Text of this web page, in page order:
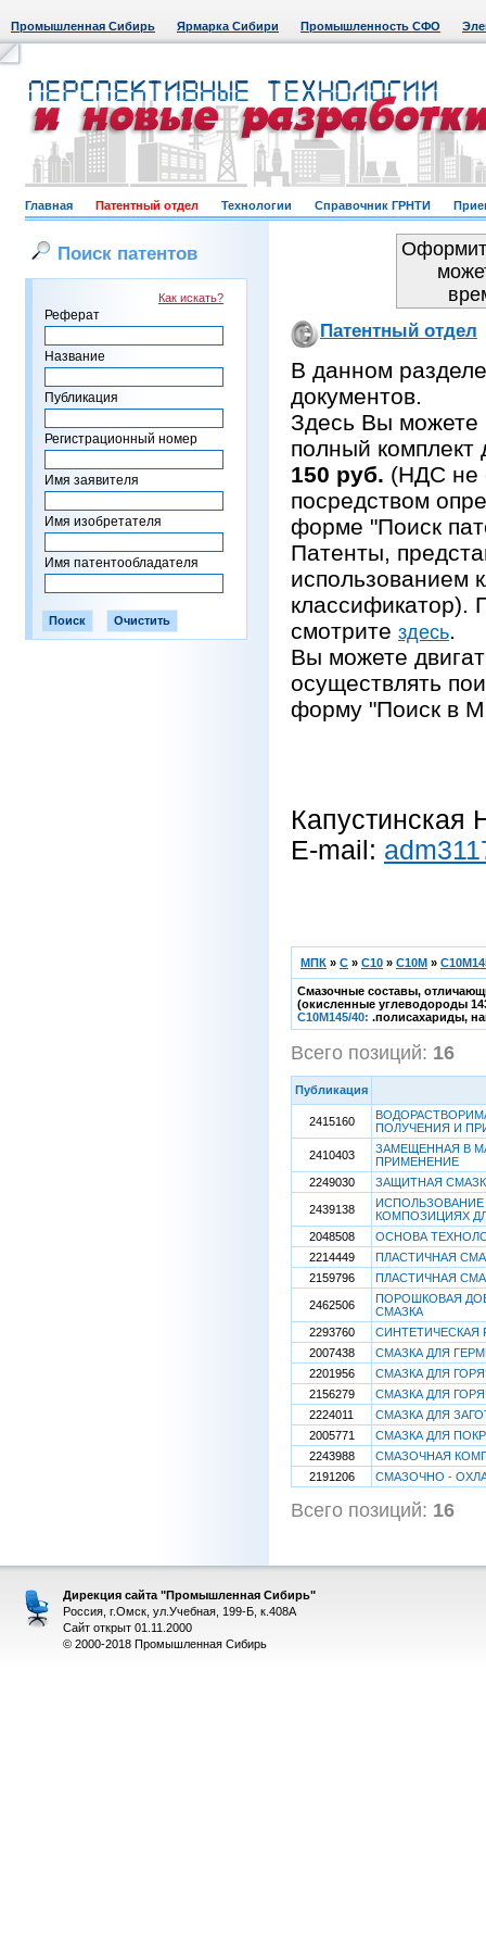
Промышленная Сибирь Ярмарка Сибири Промышленность СФО
Главная Патентный отдел Технологии Справочник ГРНТИ
Поиск патентов
Как искать?
Реферат
Название
Публикация
Регистрационный номер
Имя заявителя
Имя изобретателя
Имя патентообладателя
Патентный отдел
В данном
документов.
Здесь Вы можете
полный комплект
150 руб. (НДС не
посредством
форме "Поиск
Патенты,
использованием
классификатор).
смотрите здесь.
Вы можете
осуществлять
форму "Поиск в
Капустинская
E-mail:
МПК » C » C10 » C10M »
Смазочные составы,
(окисленные углеводороды
C10M145/40: .полисахариды,
Всего позиций: 16
Публикация
2415160
ПОЛУЧЕНИЯ И
2410403
ЗАМЕЩЕННАЯ В
ПРИМЕНЕНИЕ
2249030
ЗАЩИТНАЯ
2439138
ИСПОЛЬЗОВАНИЕ
КОМПОЗИЦИЯХ
2048508
ОСНОВА
2214449
ПЛАСТИЧНАЯ
2159796
ПЛАСТИЧНАЯ
2462506
ПОРОШКОВАЯ
СМАЗКА
2293760
СИНТЕТИЧЕСКАЯ
2007438
СМАЗКА ДЛЯ
2201956
СМАЗКА ДЛЯ
2156279
СМАЗКА ДЛЯ
2224011
СМАЗКА ДЛЯ
2005771
СМАЗКА ДЛЯ
2243988
СМАЗОЧНАЯ
2191206
СМАЗОЧНО -
Всего позиций: 16
Дирекция сайта "Промышленная Сибирь"
Россия, г.Омск, ул.Учебная, 199-Б, к.408А
Сайт открыт 01.11.2000
© 2000-2018 Промышленная Сибирь